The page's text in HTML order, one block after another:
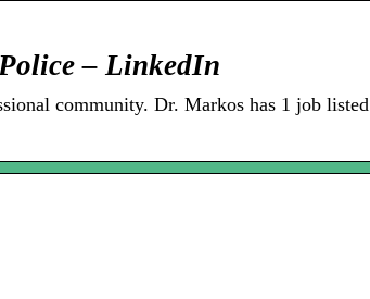
– LinkedIn
community. Dr. Markos has 1 job listed